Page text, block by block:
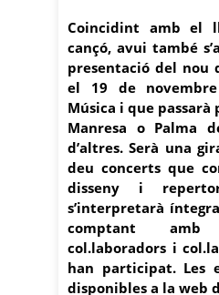
Coincidint amb el
cançó, avui també
presentació del nou
el 19 de
Música i que passarà
Manresa o Palma
d’altres. Serà una
deu concerts que
disseny i
s’interpretarà
comptant
col.laboradors i
han participat. Les
disponibles a la web